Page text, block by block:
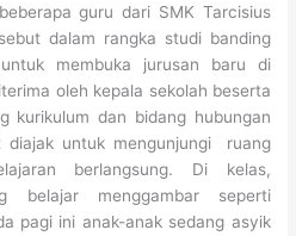
guru dari SMK Tarcisius
dalam rangka studi banding
membuka jurusan baru di
oleh kepala sekolah beserta
kurikulum dan bidang hubungan
diajak untuk mengunjungi ruang
berlangsung. Di kelas,
belajar menggambar seperti
pagi ini anak-anak sedang asyik